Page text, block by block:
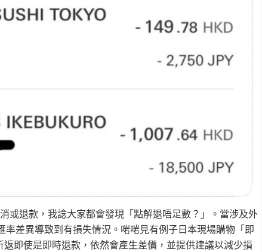
或退款，我諗大家都會發現「點解退唔足數？」。當涉及外
率差異導致到有損失情況。啱啱見有例子日本現場購物「即
返即使是即時退款，依然會產生差價，並提供建議以減少損